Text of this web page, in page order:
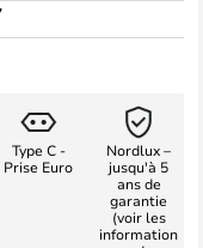
Type C -
Prise Euro
Nordlux –
jusqu'à 5
ans de
garantie
(voir les
information